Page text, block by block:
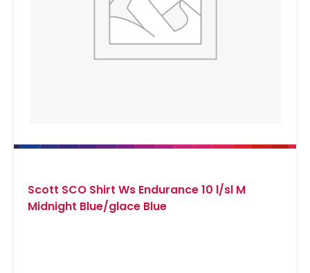
Scott SCO Shirt Ws Endurance 10 l/sl M
Midnight Blue/glace Blue